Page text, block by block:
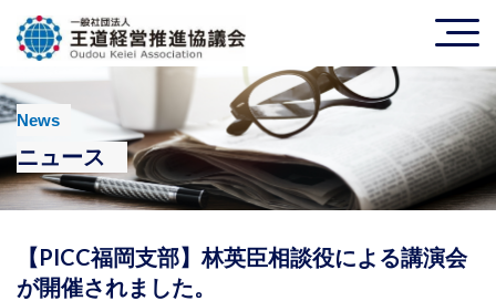
News
ニュース
【PICC福岡支部】林英臣相談役による講演会
が開催されました。